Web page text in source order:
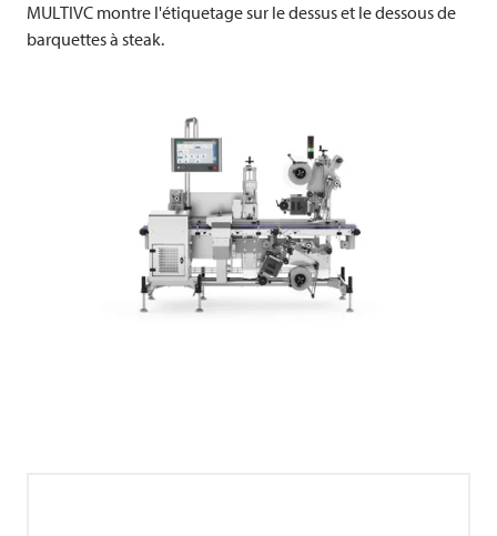
MULTIVC montre l'étiquetage sur le dessus et le dessous de
barquettes à steak.